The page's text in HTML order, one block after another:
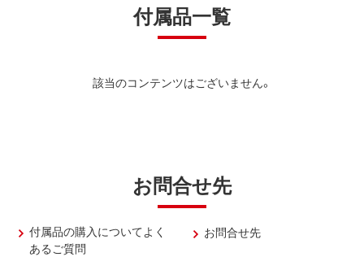
付属品一覧
該当のコンテンツはございません。
お問合せ先
付属品の購入についてよく
あるご質問
お問合せ先